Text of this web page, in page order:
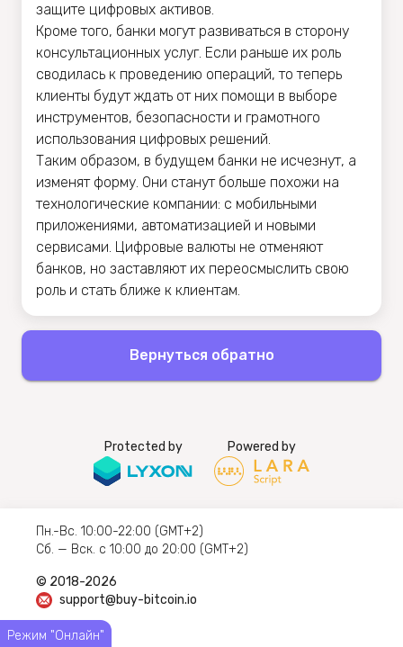
защите цифровых активов.
Кроме того, банки могут развиваться в сторону
консультационных услуг. Если раньше их роль
сводилась к проведению операций, то теперь
клиенты будут ждать от них помощи в выборе
инструментов, безопасности и грамотного
использования цифровых решений.
Таким образом, в будущем банки не исчезнут, а
изменят форму. Они станут больше похожи на
технологические компании: с мобильными
приложениями, автоматизацией и новыми
сервисами. Цифровые валюты не отменяют
банков, но заставляют их переосмыслить свою
роль и стать ближе к клиентам.
Вернуться обратно
Protected by Powered by
Пн.-Вс. 10:00-22:00 (GMT+2)
Сб. — Вск. с 10:00 до 20:00 (GMT+2)
© 2018-2026
support@buy-bitcoin.io
Режим "Онлайн"